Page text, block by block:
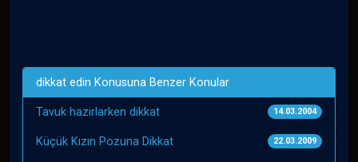
dikkat edin Konusuna Benzer Konular
Tavuk hazirlarken dikkat 14.03.2004
Küçük Kızın Pozuna Dikkat 22.03.2009